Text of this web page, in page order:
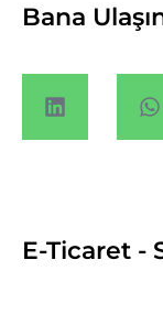
Bana
E-Ticaret -